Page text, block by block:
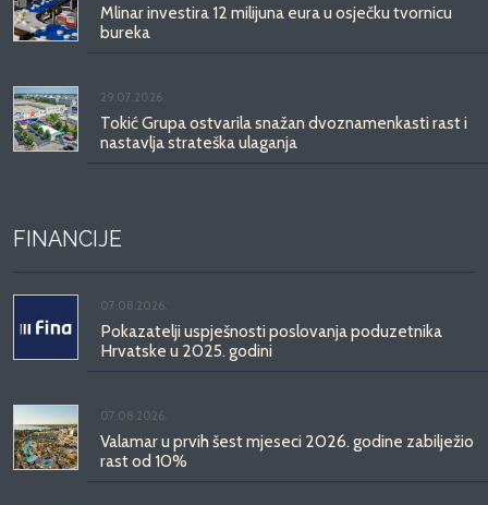
Mlinar investira 12 milijuna eura u osječku tvornicu
bureka
29.07.2026.
Tokić Grupa ostvarila snažan dvoznamenkasti rast i
nastavlja strateška ulaganja
FINANCIJE
07.08.2026.
Pokazatelji uspješnosti poslovanja poduzetnika
Hrvatske u 2025. godini
07.08.2026.
Valamar u prvih šest mjeseci 2026. godine zabilježio
rast od 10%